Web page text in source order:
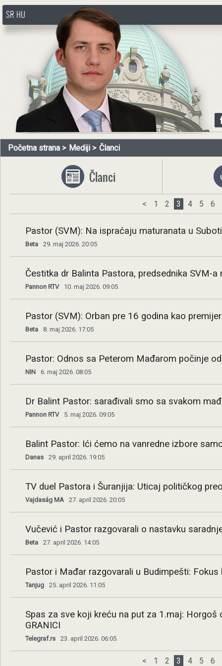
http://www.pasztorbalint.rs/sr
SR HU
Početna strana Mediji Članci
Članci
< 1 2 3 4 5 6
Pastor (SVM): Na ispraćaju maturanata u
Beta 29. maj 2026. 20:05
Čestitka dr Balinta Pastora, predsednika SVM-
Pannon RTV 10. maj 2026. 09:05
Pastor (SVM): Orban pre 16 godina kao
Beta 8. maj 2026. 17:05
Pastor: Odnos sa Peterom Mađarom počinje
NIN 6. maj 2026. 08:05
Dr Balint Pastor: sarađivali smo sa svakom
Pannon RTV 5. maj 2026. 09:05
Balint Pastor: Ići ćemo na vanredne izbore
Danas 29. april 2026. 19:05
TV duel Pastora i Šuranjija: Uticaj političkog
Vajdaság MA 27. april 2026. 20:05
Vučević i Pastor razgovarali o nastavku
Beta 27. april 2026. 14:05
Pastor i Mađar razgovarali u Budimpešti:
Tanjug 25. april 2026. 11:05
Spas za sve koji kreću na put za 1.maj:
GRANICI
Telegraf.rs 23. april 2026. 06:05
< 1 2 3 4 5 6